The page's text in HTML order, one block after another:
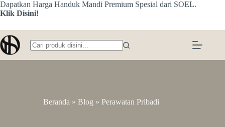
Skip
to
Dapatkan Harga Handuk Mandi Premium Spesial dari SOEL.
Klik Disini!
Beranda »Blog »Perawatan Pribadi